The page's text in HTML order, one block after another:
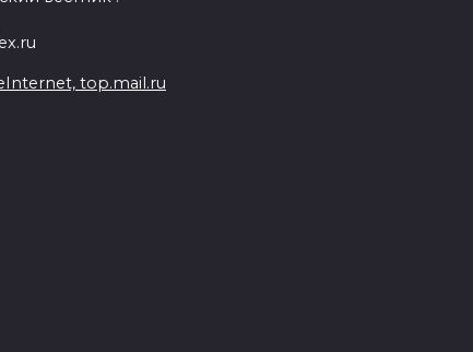
top.mail.ru